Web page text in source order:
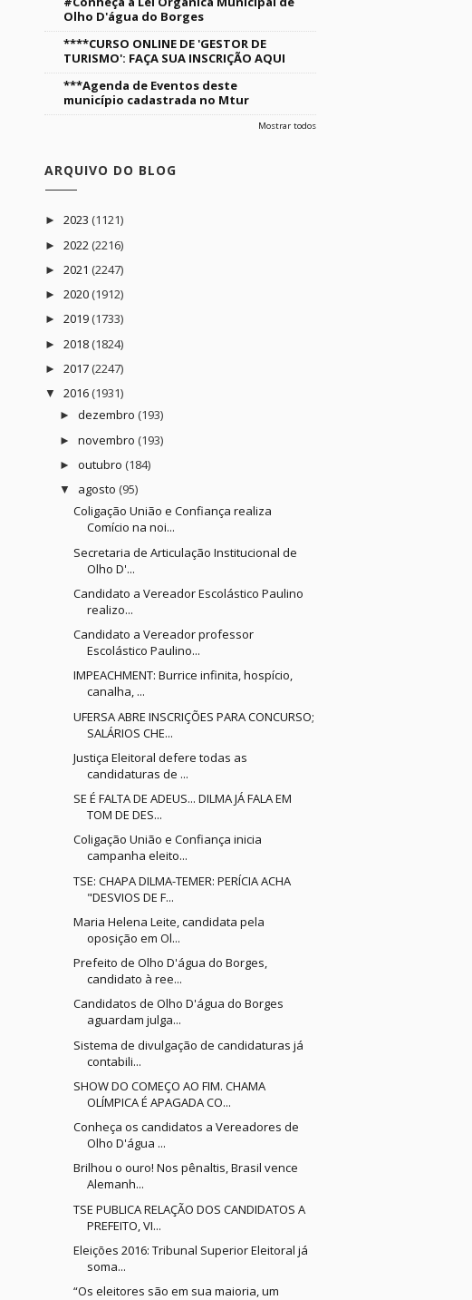
Olho D'água do Borges
****CURSO ONLINE DE 'GESTOR DE
TURISMO': FAÇA SUA INSCRIÇÃO AQUI
***Agenda de Eventos deste
município cadastrada no Mtur
Mostrar todos
ARQUIVO DO BLOG
► 2023 (1121)
► 2022 (2216)
► 2021 (2247)
► 2020(1912)
► 2019(1733)
► 2018(1824)
► 2017(2247)
▼ 2016(1931)
► dezembro (193)
► novembro (193)
► outubro (184)
▼ agosto (95)
Coligação União e Confiança realiza
Comício na noi...
Secretaria de Articulação Institucional de
Olho D'...
Candidato a Vereador Escolástico Paulino
realizo...
Candidato a Vereador professor
Escolástico Paulino...
IMPEACHMENT: Burrice infinita, hospício,
canalha, ...
UFERSA ABRE INSCRIÇÕES PARA CONCURSO;
SALÁRIOS CHE...
Justiça Eleitoral defere todas as
candidaturas de ...
SE É FALTA DE ADEUS... DILMA JÁ FALA EM
TOM DE DES...
Coligação União e Confiança inicia
campanha eleito...
TSE: CHAPA DILMA-TEMER: PERÍCIA ACHA
"DESVIOS DE F...
Maria Helena Leite, candidata pela
oposição em Ol...
Prefeito de Olho D'água do Borges,
candidato à ree...
Candidatos de Olho D'água do Borges
aguardam julga...
Sistema de divulgação de candidaturas já
contabili...
SHOW DO COMEÇO AO FIM. CHAMA
OLÍMPICA É APAGADA CO...
Conheça os candidatos a Vereadores de
Olho D'água ...
Brilhou o ouro! Nos pênaltis, Brasil vence
Alemanh...
TSE PUBLICA RELAÇÃO DOS CANDIDATOS A
PREFEITO, VI...
Eleições 2016: Tribunal Superior Eleitoral já
soma...
“Os eleitores são em sua maioria, um